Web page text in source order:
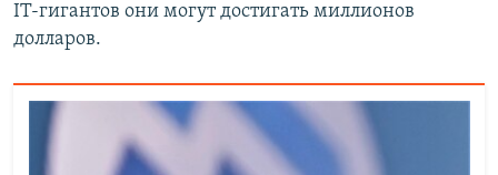
IT-гигантов они могут достигать миллионов
долларов.